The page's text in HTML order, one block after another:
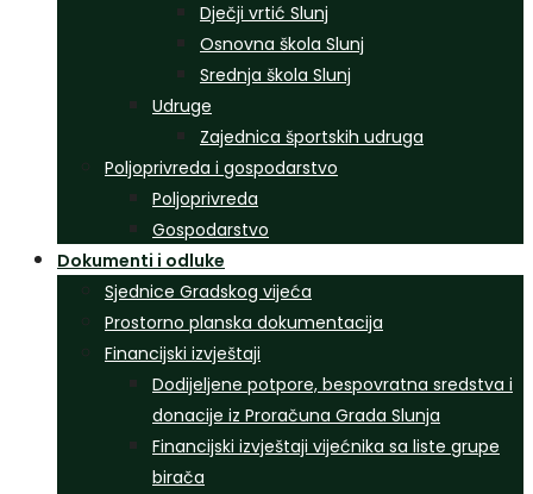
Dječji vrtić Slunj
Osnovna škola Slunj
Srednja škola Slunj
Udruge
Zajednica športskih udruga
Poljoprivreda i gospodarstvo
Poljoprivreda
Gospodarstvo
Dokumenti i odluke
Sjednice Gradskog vijeća
Prostorno planska dokumentacija
Financijski izvještaji
Dodijeljene potpore, bespovratna sredstva i
donacije iz Proračuna Grada Slunja
Financijski izvještaji vijećnika sa liste grupe
birača